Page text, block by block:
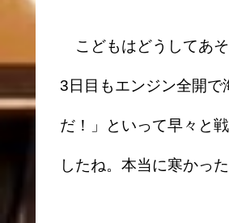
こどもはどうしてあそ
3日目もエンジン全開で
だ！」といって早々と
したね。本当に寒かった